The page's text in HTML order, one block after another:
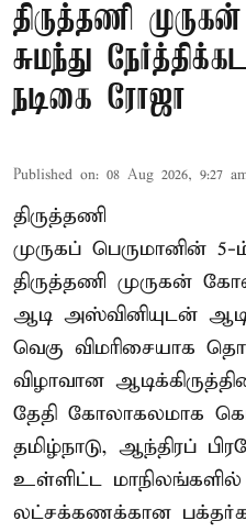
திருத்தணி
சுமந்து
நடிகை ரோஜா
Published on: 08 Aug 2026, 9:27
திருத்தணி
முருகப் பெருமானின்
திருத்தணி முருகன்
ஆடி அஸ்வினியுடன்
வெகு விமரிசையாக
விழாவான
தேதி கோலாகலமாக
தமிழ்நாடு, ஆந்திரப்
உள்ளிட்ட மாநிலங்களில்
லட்சக்கணக்கான